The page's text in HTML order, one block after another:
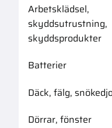
Arbetsklädsel,
skyddsutrustning,
skyddsprodukter
Batterier
Däck, fälg,
Dörrar, fönster